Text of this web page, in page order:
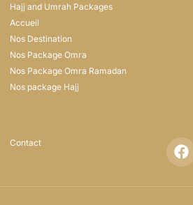
Hajj and Umrah Packages
Accueil
Nos Destination
Nos Package Omra
Nos Package Omra Ramadan
Nos package Hajj
Contact